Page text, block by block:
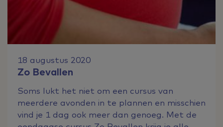
18 augustus 2020
Zo Bevallen
Soms lukt het niet om een cursus van
meerdere avonden in te plannen en misschien
vind je 1 dag ook meer dan genoeg. Met de